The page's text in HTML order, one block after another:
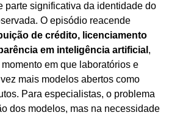
parte significativa da identidade do
O episódio reacende
de crédito, licenciamento
em inteligência artificial ,
em que laboratórios e
mais modelos abertos como
Para especialistas, o problema
dos modelos, mas na necessidade